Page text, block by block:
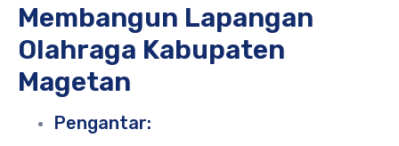
Membangun Lapangan
Olahraga Kabupaten
Magetan
Pengantar: